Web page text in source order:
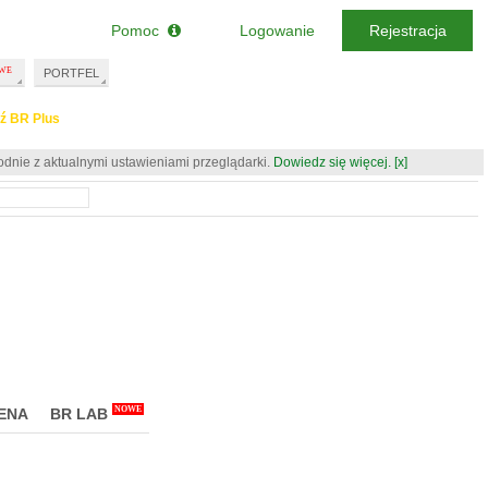
BR Plus
z aktualnymi ustawieniami przeglądarki. Dowiedz się więcej. [x]
BR LAB NOWE
PORTFEL
Pomoc Logowanie Rejestracja